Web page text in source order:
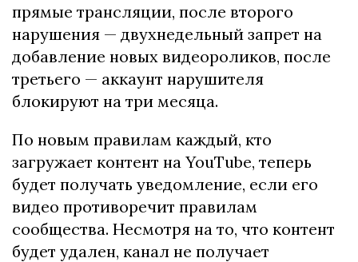
прямые трансляции, после второго
нарушения — двухнедельный запрет на
добавление новых видеороликов, после
третьего — аккаунт нарушителя
блокируют на три месяца.
По новым правилам каждый, кто
загружает контент на YouTube, теперь
будет получать уведомление, если его
видео противоречит правилам
сообщества. Несмотря на то, что контент
будет удален, канал не получает